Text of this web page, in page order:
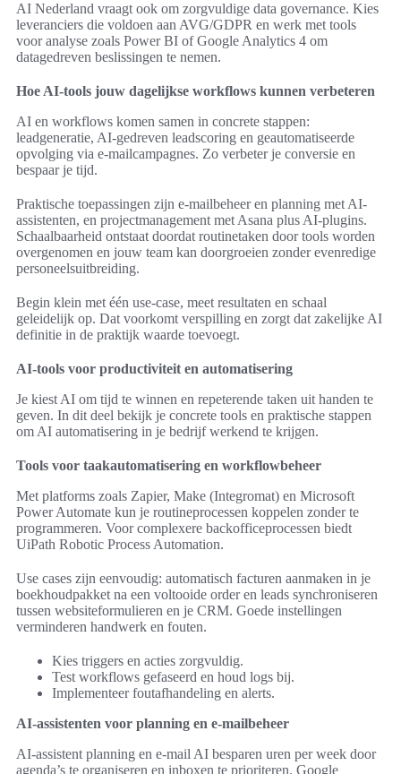
AI Nederland vraagt ook om zorgvuldige data governance. Kies
leveranciers die voldoen aan AVG/GDPR en werk met tools
voor analyse zoals Power BI of Google Analytics 4 om
datagedreven beslissingen te nemen.
Hoe AI-tools jouw dagelijkse workflows kunnen verbeteren
AI en workflows komen samen in concrete stappen:
leadgeneratie, AI-gedreven leadscoring en geautomatiseerde
opvolging via e-mailcampagnes. Zo verbeter je conversie en
bespaar je tijd.
Praktische toepassingen zijn e-mailbeheer en planning met AI-
assistenten, en projectmanagement met Asana plus AI-plugins.
Schaalbaarheid ontstaat doordat routinetaken door tools worden
overgenomen en jouw team kan doorgroeien zonder evenredige
personeelsuitbreiding.
Begin klein met één use-case, meet resultaten en schaal
geleidelijk op. Dat voorkomt verspilling en zorgt dat zakelijke AI
definitie in de praktijk waarde toevoegt.
AI-tools voor productiviteit en automatisering
Je kiest AI om tijd te winnen en repeterende taken uit handen te
geven. In dit deel bekijk je concrete tools en praktische stappen
om AI automatisering in je bedrijf werkend te krijgen.
Tools voor taakautomatisering en workflowbeheer
Met platforms zoals Zapier, Make (Integromat) en Microsoft
Power Automate kun je routineprocessen koppelen zonder te
programmeren. Voor complexere backofficeprocessen biedt
UiPath Robotic Process Automation.
Use cases zijn eenvoudig: automatisch facturen aanmaken in je
boekhoudpakket na een voltooide order en leads synchroniseren
tussen websiteformulieren en je CRM. Goede instellingen
verminderen handwerk en fouten.
Kies triggers en acties zorgvuldig.
Test workflows gefaseerd en houd logs bij.
Implementeer foutafhandeling en alerts.
AI-assistenten voor planning en e-mailbeheer
AI-assistent planning en e-mail AI besparen uren per week door
agenda’s te organiseren en inboxen te prioriteren. Google